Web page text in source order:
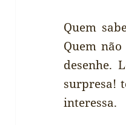
Quem
Quem
desenhe.
surpresa!
interessa.